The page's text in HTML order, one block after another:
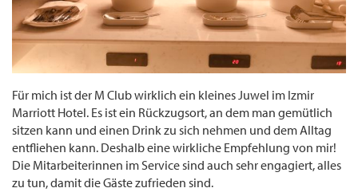
Für mich ist der M Club wirklich ein kleines Juwel im Izmir
Marriott Hotel. Es ist ein Rückzugsort, an dem man gemütlich
sitzen kann und einen Drink zu sich nehmen und dem Alltag
entfliehen kann. Deshalb eine wirkliche Empfehlung von mir!
Die Mitarbeiterinnen im Service sind auch sehr engagiert, alles
zu tun, damit die Gäste zufrieden sind.